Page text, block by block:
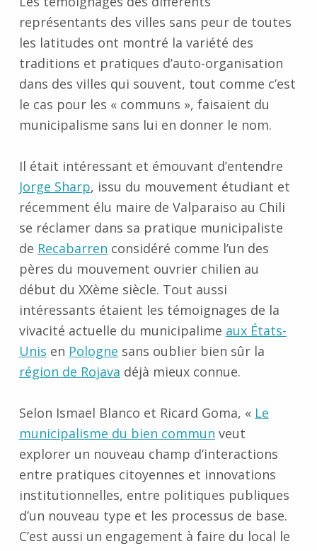
représentants des villes sans peur de toutes
les latitudes ont montré la variété des
traditions et pratiques d’auto-organisation
dans des villes qui souvent, tout comme c’est
le cas pour les « communs », faisaient du
municipalisme sans lui en donner le nom.
Il était intéressant et émouvant d’entendre
Jorge Sharp, issu du mouvement étudiant et
récemment élu maire de Valparaiso au Chili
se réclamer dans sa pratique municipaliste
de Recabarren considéré comme l’un des
pères du mouvement ouvrier chilien au
début du XXème siècle. Tout aussi
intéressants étaient les témoignages de la
vivacité actuelle du municipalime aux États-
Unis en Pologne sans oublier bien sûr la
région de Rojava déjà mieux connue.
Selon Ismael Blanco et Ricard Goma, « Le
municipalisme du bien commun veut
explorer un nouveau champ d’interactions
entre pratiques citoyennes et innovations
institutionnelles, entre politiques publiques
d’un nouveau type et les processus de base.
C’est aussi un engagement à faire du local le